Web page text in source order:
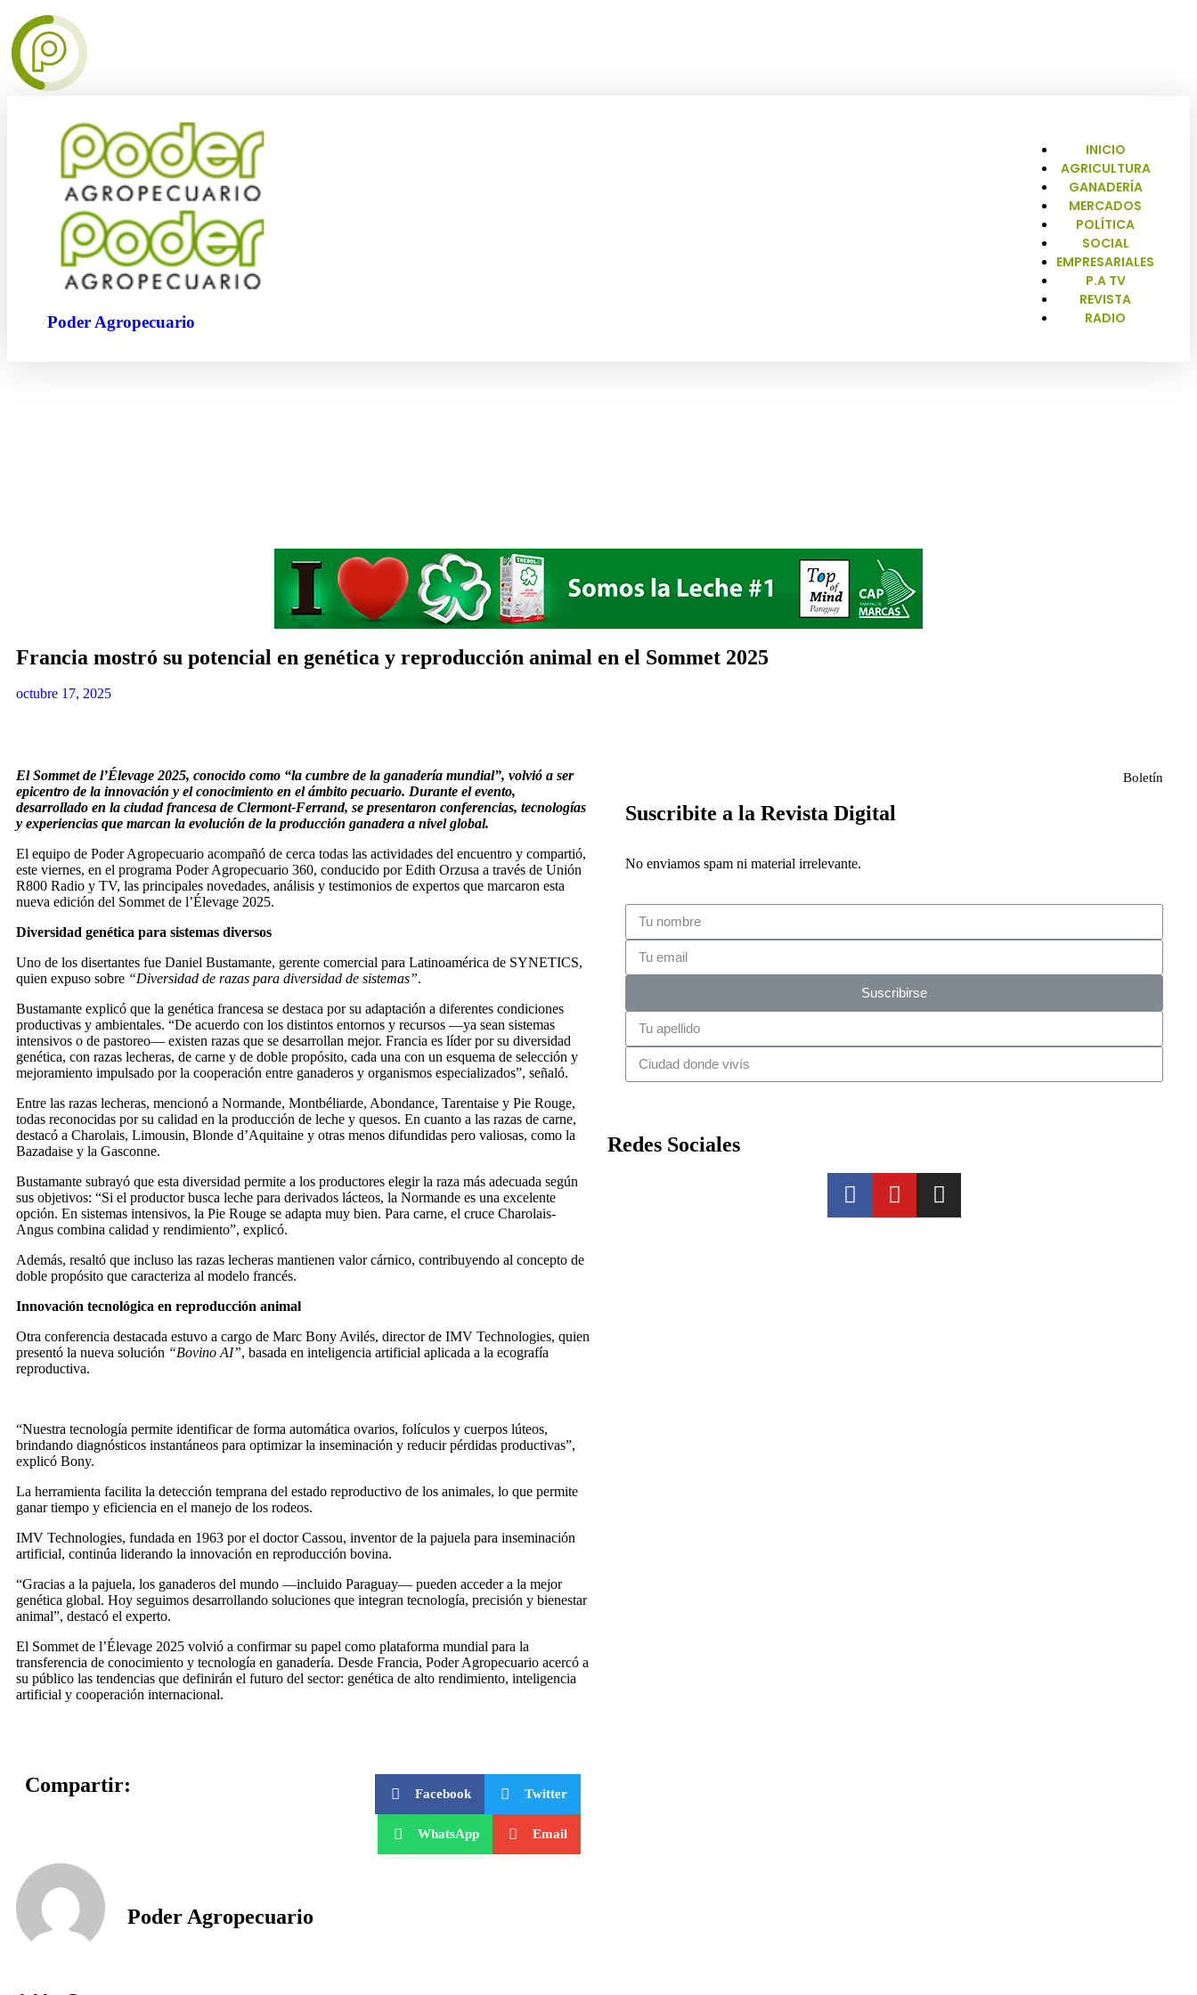
Poder Agropecuario
INICIO
AGRICULTURA
GANADERÍA
MERCADOS
POLÍTICA
SOCIAL
EMPRESARIALES
P.A TV
REVISTA
RADIO
Francia mostró su potencial en genética y reproducción animal en el Sommet 2025
octubre 17, 2025
El Sommet de l’Élevage 2025, conocido como “la cumbre de la ganadería mundial”, volvió a ser
epicentro de la innovación y el conocimiento en el ámbito pecuario. Durante el evento,
desarrollado en la ciudad francesa de Clermont-Ferrand, se presentaron conferencias, tecnologías
y experiencias que marcan la evolución de la producción ganadera a nivel global.
El equipo de Poder Agropecuario acompañó de cerca todas las actividades del encuentro y compartió,
este viernes, en el programa Poder Agropecuario 360, conducido por Edith Orzusa a través de Unión
R800 Radio y TV, las principales novedades, análisis y testimonios de expertos que marcaron esta
nueva edición del Sommet de l’Élevage 2025.
Diversidad genética para sistemas diversos
Uno de los disertantes fue Daniel Bustamante, gerente comercial para Latinoamérica de SYNETICS,
quien expuso sobre “Diversidad de razas para diversidad de sistemas”.
Bustamante explicó que la genética francesa se destaca por su adaptación a diferentes condiciones
productivas y ambientales. “De acuerdo con los distintos entornos y recursos —ya sean sistemas
intensivos o de pastoreo— existen razas que se desarrollan mejor. Francia es líder por su diversidad
genética, con razas lecheras, de carne y de doble propósito, cada una con un esquema de selección y
mejoramiento impulsado por la cooperación entre ganaderos y organismos especializados”, señaló.
Entre las razas lecheras, mencionó a Normande, Montbéliarde, Abondance, Tarentaise y Pie Rouge,
todas reconocidas por su calidad en la producción de leche y quesos. En cuanto a las razas de carne,
destacó a Charolais, Limousin, Blonde d’Aquitaine y otras menos difundidas pero valiosas, como la
Bazadaise y la Gasconne.
Bustamante subrayó que esta diversidad permite a los productores elegir la raza más adecuada según
sus objetivos: “Si el productor busca leche para derivados lácteos, la Normande es una excelente
opción. En sistemas intensivos, la Pie Rouge se adapta muy bien. Para carne, el cruce Charolais-
Angus combina calidad y rendimiento”, explicó.
Además, resaltó que incluso las razas lecheras mantienen valor cárnico, contribuyendo al concepto de
doble propósito que caracteriza al modelo francés.
Innovación tecnológica en reproducción animal
Otra conferencia destacada estuvo a cargo de Marc Bony Avilés, director de IMV Technologies, quien
presentó la nueva solución “Bovino AI”, basada en inteligencia artificial aplicada a la ecografía
reproductiva.
“Nuestra tecnología permite identificar de forma automática ovarios, folículos y cuerpos lúteos,
brindando diagnósticos instantáneos para optimizar la inseminación y reducir pérdidas productivas”,
explicó Bony.
La herramienta facilita la detección temprana del estado reproductivo de los animales, lo que permite
ganar tiempo y eficiencia en el manejo de los rodeos.
IMV Technologies, fundada en 1963 por el doctor Cassou, inventor de la pajuela para inseminación
artificial, continúa liderando la innovación en reproducción bovina.
“Gracias a la pajuela, los ganaderos del mundo —incluido Paraguay— pueden acceder a la mejor
genética global. Hoy seguimos desarrollando soluciones que integran tecnología, precisión y bienestar
animal”, destacó el experto.
El Sommet de l’Élevage 2025 volvió a confirmar su papel como plataforma mundial para la
transferencia de conocimiento y tecnología en ganadería. Desde Francia, Poder Agropecuario acercó a
su público las tendencias que definirán el futuro del sector: genética de alto rendimiento, inteligencia
artificial y cooperación internacional.
Compartir: Facebook Twitter
WhatsApp Email
Poder Agropecuario
Boletín
Suscribite a la Revista Digital
No enviamos spam ni material irrelevante.
Suscribirse
Redes Sociales